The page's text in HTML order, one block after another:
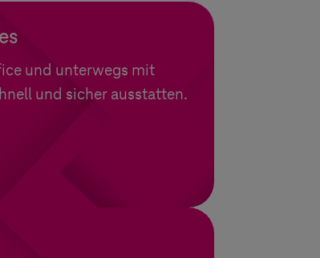
und unterwegs mit
und sicher ausstatten.